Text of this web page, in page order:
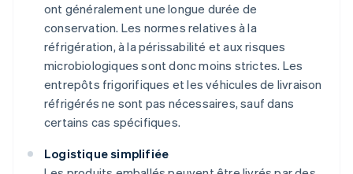
ont généralement une longue durée de
conservation. Les normes relatives à la
réfrigération, à la périssabilité et aux risques
microbiologiques sont donc moins strictes. Les
entrepôts frigorifiques et les véhicules de livraison
réfrigérés ne sont pas nécessaires, sauf dans
certains cas spécifiques.
Logistique simplifiée